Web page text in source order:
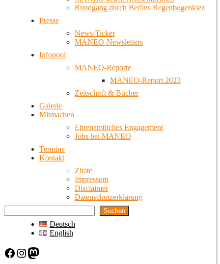
Rundgang durch Berlins Regenbogenkiez
Presse
News-Ticker
MANEO-Newsletters
Infopool
MANEO-Reporte
MANEO-Report 2023
Zeitschrift & Bücher
Galerie
Mitmachen
Ehrenamtliches Engagement
Jobs bei MANEO
Termine
Kontakt
Zitate
Impressum
Disclaimer
Datenschutzerklärung
Suchen
Deutsch
English
Facebook Instagram Mastodon